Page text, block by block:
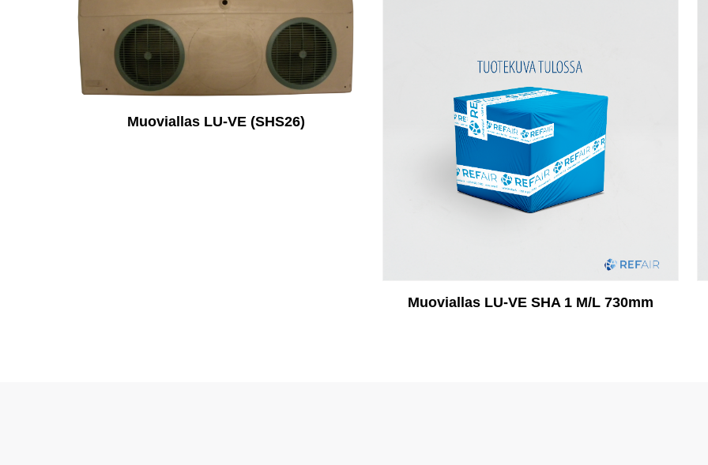
Muoviallas LU-VE (SHS26)
Muoviallas LU-VE SHA 1 M/L 730mm